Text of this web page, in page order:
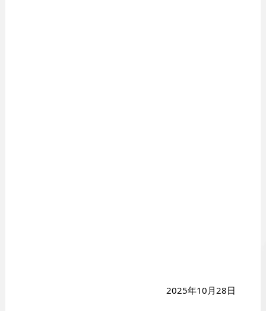
2025年10月28日